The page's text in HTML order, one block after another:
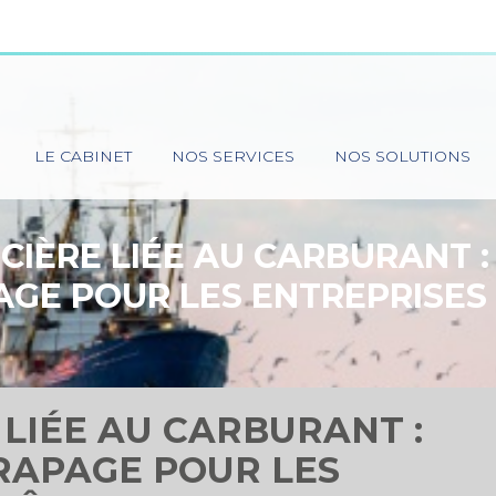
Principal
LE CABINET NOS SERVICES NOS SOLUTIONS
LIÉE AU CARBURANT
POUR LES
AU CARBURANT :
POUR LES